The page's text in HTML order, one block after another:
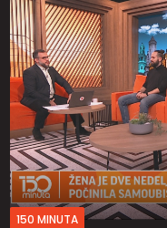
150 MINUTA